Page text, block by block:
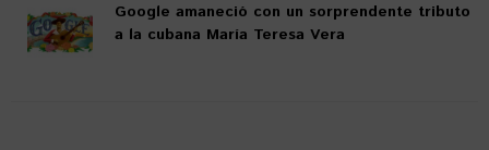
Google amaneció con un sorprendente tributo
a la cubana María Teresa Vera